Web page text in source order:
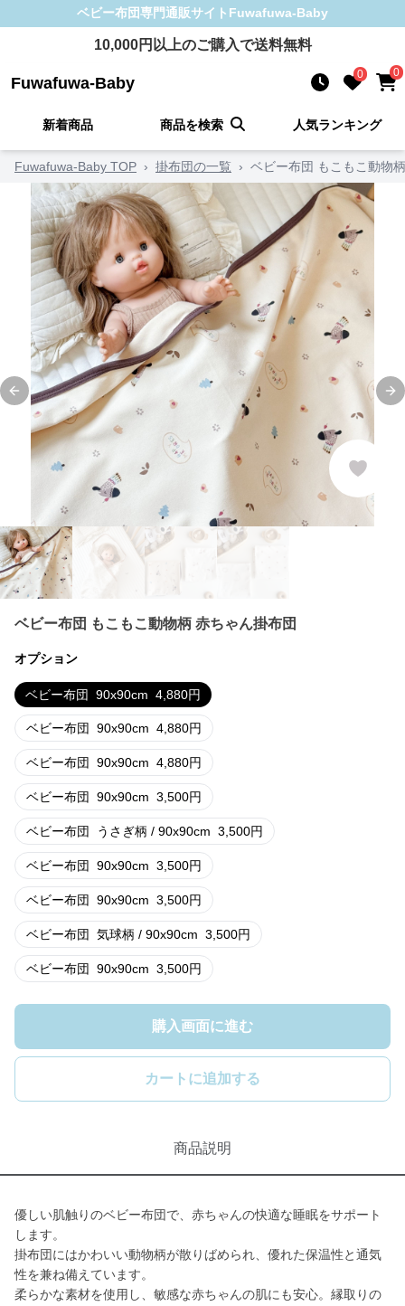
ベビー布団専門通販サイト Fuwafuwa-Baby
10,000円以上のご購入で送料無料
Fuwafuwa-Baby 0 0
新着商品 商品を検索 人気ランキング
Fuwafuwa-Baby TOP › 掛布団の一覧 › ベビー布団 もこもこ動物
Previous slide
ベビー布団 もこもこ動物柄 赤ちゃん掛布団
オプション
ベビー布団 90x90cm 4,880円
ベビー布団 90x90cm 4,880円
ベビー布団 90x90cm 4,880円
ベビー布団 90x90cm 3,500円
ベビー布団 うさぎ柄 / 90x90cm 3,500円
ベビー布団 90x90cm 3,500円
ベビー布団 90x90cm 3,500円
ベビー布団 気球柄 / 90x90cm 3,500円
ベビー布団 90x90cm 3,500円
購入画面に進む
カートに追加する
商品説明
優しい肌触りのベビー布団で、赤ちゃんの快適な睡眠をサポート
します。
掛布団にはかわいい動物柄が散りばめられ、優れた保温性と通気
性を兼ね備えています。
柔らかな素材を使用し、敏感な赤ちゃんの肌にも安心。縁取りの